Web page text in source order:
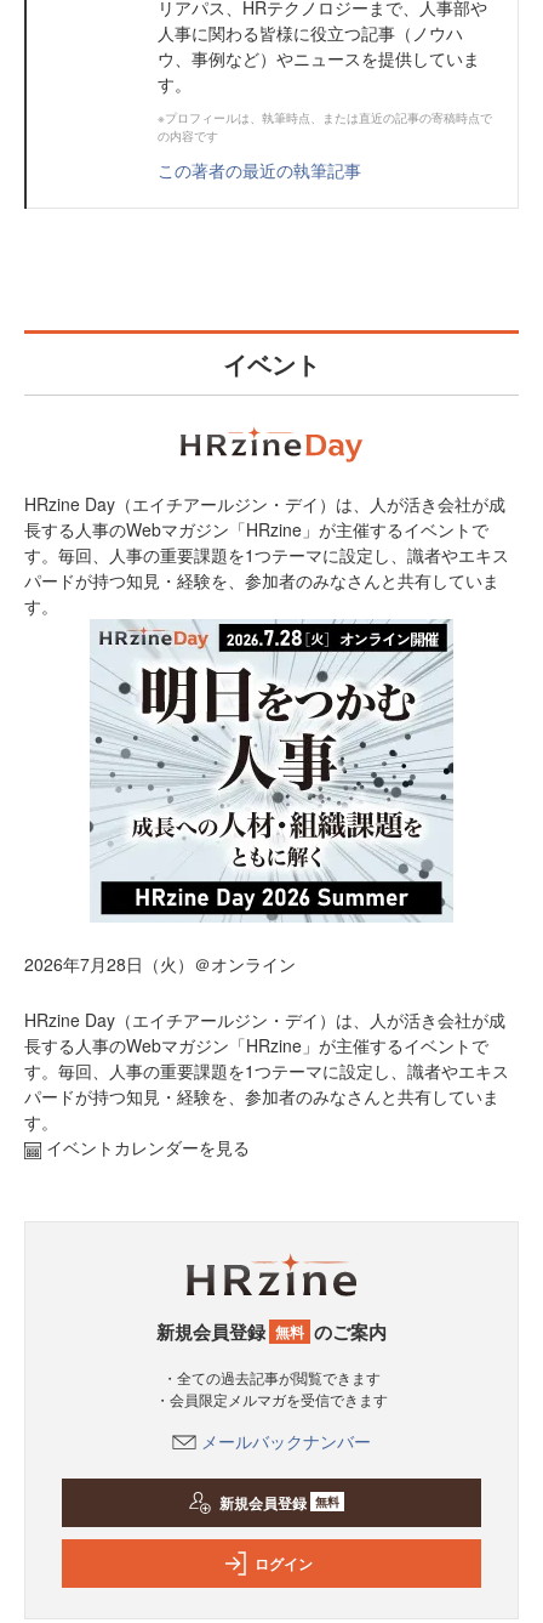
リアパス、HRテクノロジーまで、人事部や
人事に関わる皆様に役立つ記事（ノウハ
ウ、事例など）やニュースを提供していま
す。
※プロフィールは、執筆時点、または直近の記事の寄稿時点で
の内容です
この著者の最近の執筆記事
イベント
HRzine Day（エイチアールジン・デイ）は、人が活き会社が成
長する人事のWebマガジン「HRzine」が主催するイベントで
す。毎回、人事の重要課題を1つテーマに設定し、識者やエキス
パードが持つ知見・経験を、参加者のみなさんと共有していま
す。
2026年7月28日（火）＠オンライン
HRzine Day（エイチアールジン・デイ）は、人が活き会社が成
長する人事のWebマガジン「HRzine」が主催するイベントで
す。毎回、人事の重要課題を1つテーマに設定し、識者やエキス
パードが持つ知見・経験を、参加者のみなさんと共有していま
す。
イベントカレンダーを見る
新規会員登録 無料 のご案内
・全ての過去記事が閲覧できます
・会員限定メルマガを受信できます
メールバックナンバー
新規会員登録 無料
ログイン